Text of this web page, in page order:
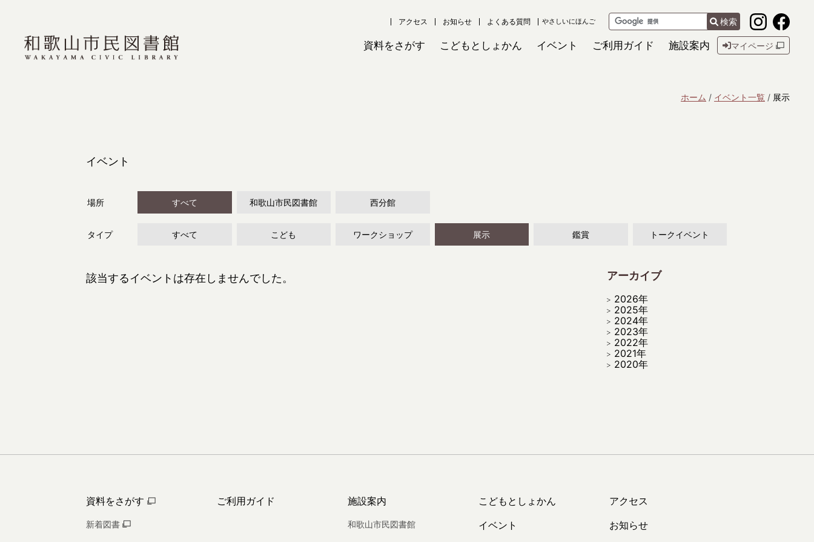
アクセス お知らせ よくある質問 やさしいにほんご 検索
資料をさがす こどもとしょかん イベント ご利用ガイド 施設案内 マイページ
ホーム イベント一覧 展示
イベント
場所 すべて 和歌山市民図書館 西分館
タイプ すべて こども ワークショップ 展示 鑑賞 トークイベント
該当するイベントは存在しませんでした。 アーカイブ
2026年
2025年
2024年
2023年
2022年
2021年
2020年
資料をさがす
新着図書
ご利用ガイド 施設案内
和歌山市民図書館
こどもとしょかん
イベント
アクセス
お知らせ